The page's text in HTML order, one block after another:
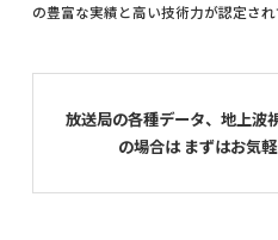
の豊富な実績と高い技術力が認定さ
放送局の各種データ、地上波
の場合は まずはお気